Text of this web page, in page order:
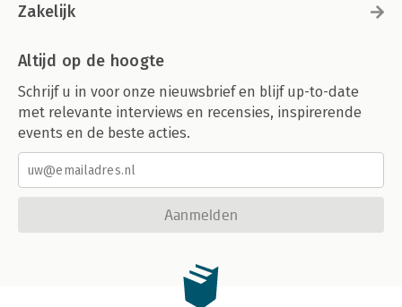
Zakelijk
Altijd op de hoogte
Schrijf u in voor onze nieuwsbrief en blijf up-to-date
met relevante interviews en recensies, inspirerende
events en de beste acties.
Aanmelden